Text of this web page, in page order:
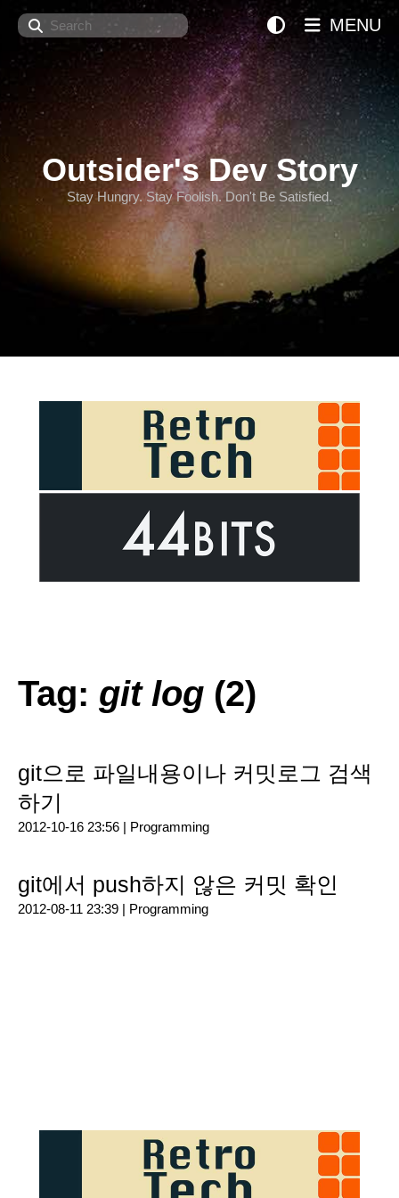
Search
Outsider's Dev Story
Stay Hungry. Stay Foolish. Don't Be Satisfied.
MENU
Tag: git log (2)
git으로 파일내용이나 커밋로그 검색
하기
2012-10-16 23:56 | Programming
git에서 push하지 않은 커밋 확인
2012-08-11 23:39 | Programming